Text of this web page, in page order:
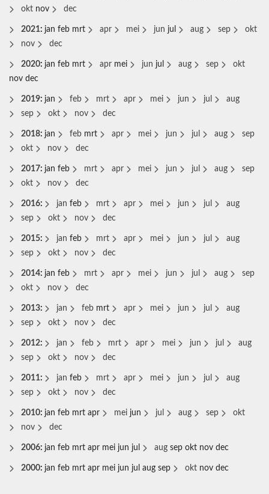
okt nov dec
2021: jan feb mrt apr mei jun jul aug sep
okt
nov
dec
2020: jan feb mrt apr mei jun jul aug sep
okt
nov dec
2019: jan feb mrt apr mei jun jul
aug
sep
okt nov dec
2018: jan feb mrt apr mei jun jul aug
sep
okt
nov dec
2017: jan feb mrt apr mei jun jul aug
sep
okt
nov dec
2016: jan feb mrt apr mei jun jul
aug
sep
okt nov dec
2015: jan feb mrt apr mei jun jul
aug
sep
okt nov dec
2014: jan feb mrt apr mei jun jul aug
sep
okt
nov dec
2013: jan feb mrt apr mei jun jul
aug
sep
okt nov dec
2012: jan feb mrt apr mei jun jul
aug
sep
okt nov dec
2011: jan feb mrt apr mei jun jul
aug
sep
okt nov dec
2010: jan feb mrt apr mei jun jul aug sep
okt
nov
dec
2006: jan feb mrt apr mei jun jul aug sep okt nov dec
2000: jan feb mrt apr mei jun jul aug sep okt nov dec